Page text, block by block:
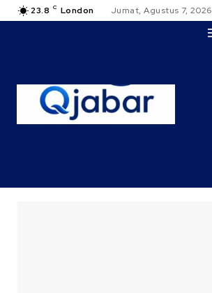
23.8 C London Jumat, Agustus 7, 2026